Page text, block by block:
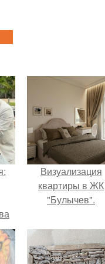
Визуализация
квартиры в ЖК
"Булычев".